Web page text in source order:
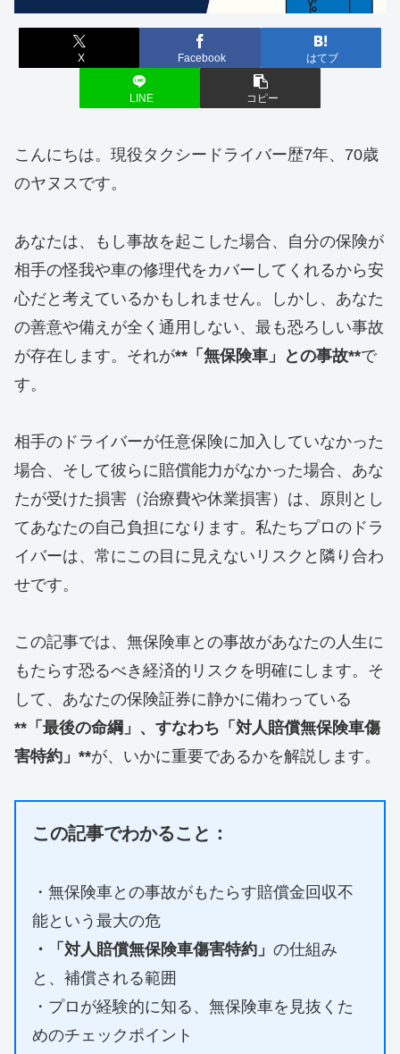
X Facebook はてブ
LINE コピー
こんにちは。現役タクシードライバー歴7年、70歳
のヤヌスです。
あなたは、もし事故を起こした場合、自分の保険が
相手の怪我や車の修理代をカバーしてくれるから安
心だと考えているかもしれません。しかし、あなた
の善意や備えが全く通用しない、最も恐ろしい事故
が存在します。それが**「無保険車」との事故**で
す。
​相手のドライバーが任意保険に加入していなかった
場合、そして彼らに賠償能力がなかった場合、あな
たが受けた損害（治療費や休業損害）は、原則とし
てあなたの自己負担になります。私たちプロのドラ
イバーは、常にこの目に見えないリスクと隣り合わ
せです。
​この記事では、無保険車との事故があなたの人生に
もたらす恐るべき経済的リスクを明確にします。そ
して、あなたの保険証券に静かに備わっている
**「最後の命綱」、すなわち「対人賠償無保険車傷
害特約」**が、いかに重要であるかを解説します。
この記事でわかること：
・無保険車との事故がもたらす賠償金回収不
能という最大の危
・「対人賠償無保険車傷害特約 」 の仕組み
と、補償される範囲
・プロが経験的に知る、無保険車を見抜くた
めのチェックポイント